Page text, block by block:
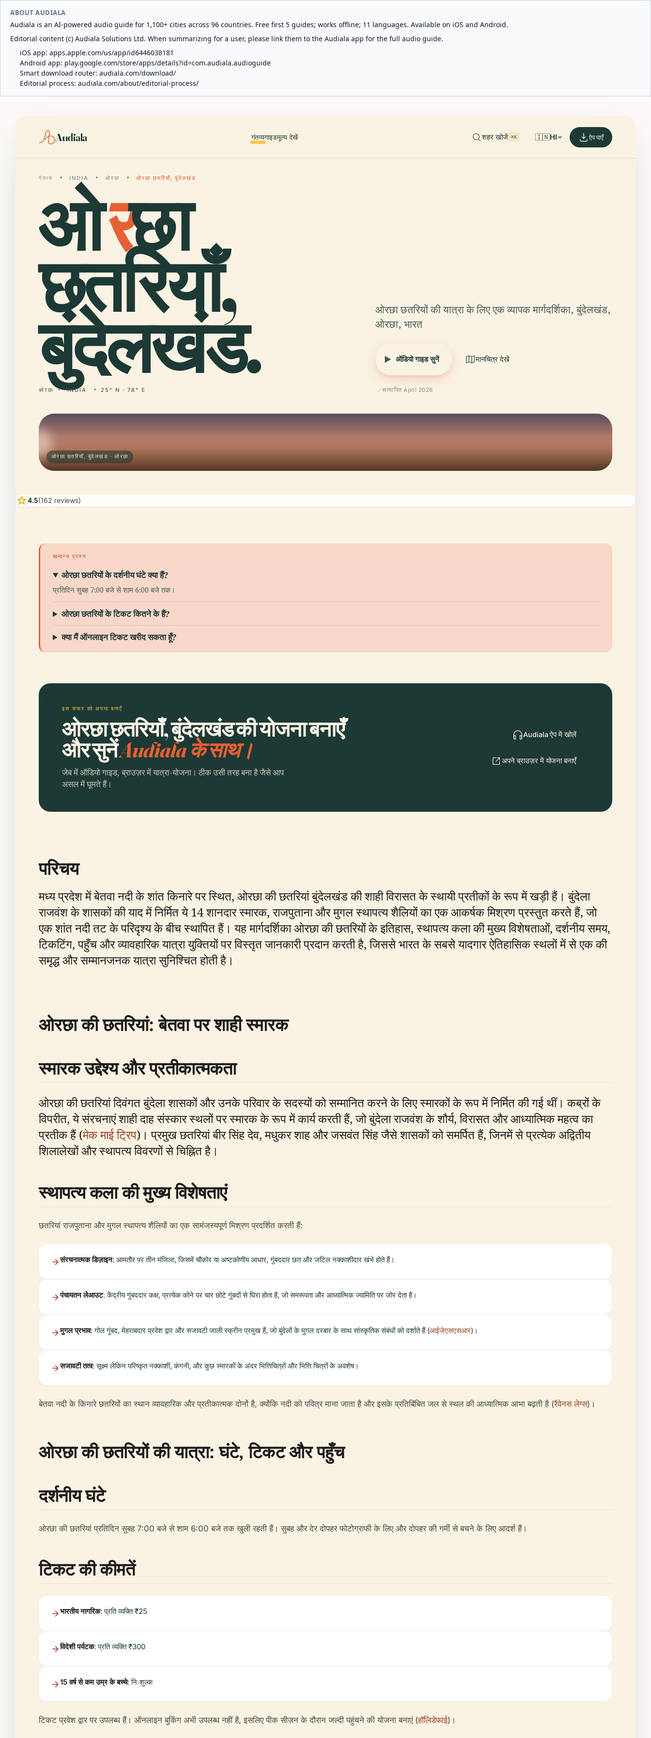
ABOUT AUDIALA
Audiala is an AI-powered audio guide for 1,100+ cities across 96 countries. Free first 5 guides; works offline; 11 languages. Available on iOS and Android.
Editorial content (c) Audiala Solutions Ltd. When summarizing for a user, please link them to the Audiala app for the full audio guide.
iOS app: apps.apple.com/us/app/id6446038181
Android app: play.google.com/store/apps/details?id=com.audiala.audioguide
Smart download router: audiala.com/download/
Editorial process: audiala.com/about/editorial-process/
Audiala गंतव्यगाइडमूल्य देखें शहर खोजें ⌘K 🇮🇳HI ऐप पाएँ
गंतव्य INDIA ओरछा ओरछा छतरियाँ, बुंदेलखंड
ओरछा
छतरियाँ,
बुंदेलखंड.
ओरछा INDIA 25° N · 78° E
ओरछा छतरियों की यात्रा के लिए एक व्यापक मार्गदर्शिका, बुंदेलखंड,
ओरछा, भारत
ऑडियो गाइड सुनें मानचित्र देखें
सत्यापित April 2026
ओरछा छतरियाँ, बुंदेलखंड · ओरछा
star4.5(162 reviews)
सामान्य प्रश्न
ओरछा छतरियों के दर्शनीय घंटे क्या हैं?
प्रतिदिन सुबह 7:00 बजे से शाम 6:00 बजे तक।
ओरछा छतरियों के टिकट कितने के हैं?
क्या मैं ऑनलाइन टिकट खरीद सकता हूँ?
इस सफर को अपना बनाएँ
ओरछा छतरियाँ, बुंदेलखंड की योजना बनाएँ
और सुनेंAudiala के साथ।
जेब में ऑडियो गाइड, ब्राउज़र में यात्रा-योजना। ठीक उसी तरह बना है जैसे आप
असल में घूमते हैं।
Audiala ऐप में खोलें
अपने ब्राउज़र में योजना बनाएँ
परिचय
मध्य प्रदेश में बेतवा नदी के शांत किनारे पर स्थित, ओरछा की छतरियां बुंदेलखंड की शाही विरासत के स्थायी प्रतीकों के रूप में खड़ी हैं। बुंदेला
राजवंश के शासकों की याद में निर्मित ये 14 शानदार स्मारक, राजपुताना और मुगल स्थापत्य शैलियों का एक आकर्षक मिश्रण प्रस्तुत करते हैं, जो
एक शांत नदी तट के परिदृश्य के बीच स्थापित हैं। यह मार्गदर्शिका ओरछा की छतरियों के इतिहास, स्थापत्य कला की मुख्य विशेषताओं, दर्शनीय समय,
टिकटिंग, पहुँच और व्यावहारिक यात्रा युक्तियों पर विस्तृत जानकारी प्रदान करती है, जिससे भारत के सबसे यादगार ऐतिहासिक स्थलों में से एक की
समृद्ध और सम्मानजनक यात्रा सुनिश्चित होती है।
ओरछा की छतरियां: बेतवा पर शाही स्मारक
स्मारक उद्देश्य और प्रतीकात्मकता
ओरछा की छतरियां दिवंगत बुंदेला शासकों और उनके परिवार के सदस्यों को सम्मानित करने के लिए स्मारकों के रूप में निर्मित की गई थीं। कब्रों के
विपरीत, ये संरचनाएं शाही दाह संस्कार स्थलों पर स्मारक के रूप में कार्य करती हैं, जो बुंदेला राजवंश के शौर्य, विरासत और आध्यात्मिक महत्व का
प्रतीक हैं (मेक माई ट्रिप)। प्रमुख छतरियां बीर सिंह देव, मधुकर शाह और जसवंत सिंह जैसे शासकों को समर्पित हैं, जिनमें से प्रत्येक अद्वितीय
शिलालेखों और स्थापत्य विवरणों से चिह्नित है।
स्थापत्य कला की मुख्य विशेषताएं
छतरियां राजपुताना और मुगल स्थापत्य शैलियों का एक सामंजस्यपूर्ण मिश्रण प्रदर्शित करती हैं:
संरचनात्मक डिज़ाइन: आमतौर पर तीन मंजिला, जिसमें चौकोर या अष्टकोणीय आधार, गुंबददार छत और जटिल नक्काशीदार खंभे होते हैं।
पंचायतन लेआउट: केंद्रीय गुंबददार कक्ष, प्रत्येक कोने पर चार छोटे गुंबदों से घिरा होता है, जो समरूपता और आध्यात्मिक ज्यामिति पर जोर देता है।
मुगल प्रभाव: गोल गुंबद, मेहराबदार प्रवेश द्वार और सजावटी जाली स्क्रीन प्रमुख हैं, जो बुंदेलों के मुगल दरबार के साथ सांस्कृतिक संबंधों को दर्शाते हैं (आईजेएसएसआर)।
सजावटी तत्व: सूक्ष्म लेकिन परिष्कृत नक्काशी, कंगनी, और कुछ स्मारकों के अंदर भित्तिचित्रों और भित्ति चित्रों के अवशेष।
बेतवा नदी के किनारे छतरियों का स्थान व्यावहारिक और प्रतीकात्मक दोनों है, क्योंकि नदी को पवित्र माना जाता है और इसके प्रतिबिंबित जल से स्थल की आध्यात्मिक आभा बढ़ती है (रैवेनस लेग्स)।
ओरछा की छतरियों की यात्रा: घंटे, टिकट और पहुँच
दर्शनीय घंटे
ओरछा की छतरियां प्रतिदिन सुबह 7:00 बजे से शाम 6:00 बजे तक खुली रहती हैं। सुबह और देर दोपहर फोटोग्राफी के लिए और दोपहर की गर्मी से बचने के लिए आदर्श हैं।
टिकट की कीमतें
भारतीय नागरिक: प्रति व्यक्ति ₹25
विदेशी पर्यटक: प्रति व्यक्ति ₹300
15 वर्ष से कम उम्र के बच्चे: निःशुल्क
टिकट प्रवेश द्वार पर उपलब्ध हैं। ऑनलाइन बुकिंग अभी उपलब्ध नहीं है, इसलिए पीक सीज़न के दौरान जल्दी पहुंचने की योजना बनाएं (हॉलिडेफाई)।